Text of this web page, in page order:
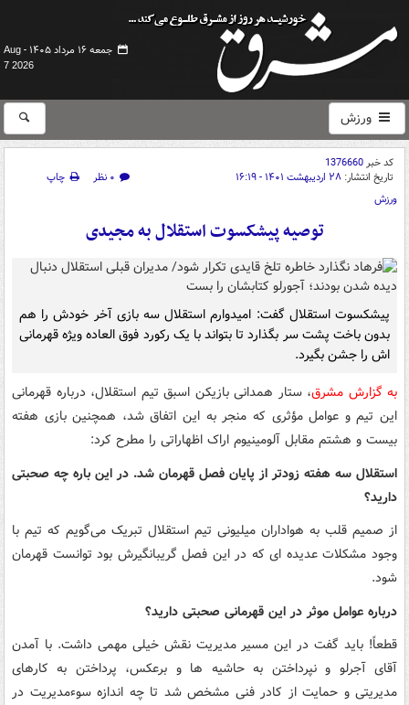
جمعه ۱۶ مرداد ۱۴۰۵ -
Aug
7 2026
ورزش
کد خبر1376660
تاریخ انتشار: ۲۸ اردیبهشت ۱۴۰۱ - ۱۶:۱۹ ۰ نظر
چاپ
ورزش
توصیه پیشکسوت استقلال به مجیدی
پیشکسوت استقلال گفت: امیدوارم استقلال سه بازی آخر خودش را هم
بدون باخت پشت سر بگذارد تا بتواند با یک رکورد فوق العاده ویژه قهرمانی
اش را جشن بگیرد.
به گزارش مشرق، ستار همدانی بازیکن اسبق تیم استقلال، درباره قهرمانی
این تیم و عوامل مؤثری که منجر به این اتفاق شد، همچنین بازی هفته
بیست و هشتم مقابل آلومینیوم اراک اظهاراتی را مطرح کرد:
استقلال سه هفته زودتر از پایان فصل قهرمان شد. در این باره چه صحبتی
دارید؟
از صمیم قلب به هواداران میلیونی تیم استقلال تبریک می‌گویم که تیم با
وجود مشکلات عدیده ای که در این فصل گریبانگیرش بود توانست قهرمان
شود.
درباره عوامل موثر در این قهرمانی صحبتی دارید؟
قطعاً! باید گفت در این مسیر مدیریت نقش خیلی مهمی داشت. با آمدن
آقای آجرلو و نپرداختن به حاشیه ها و برعکس، پرداختن به کارهای
مدیریتی و حمایت از کادر فنی مشخص شد تا چه اندازه سوءمدیریت در